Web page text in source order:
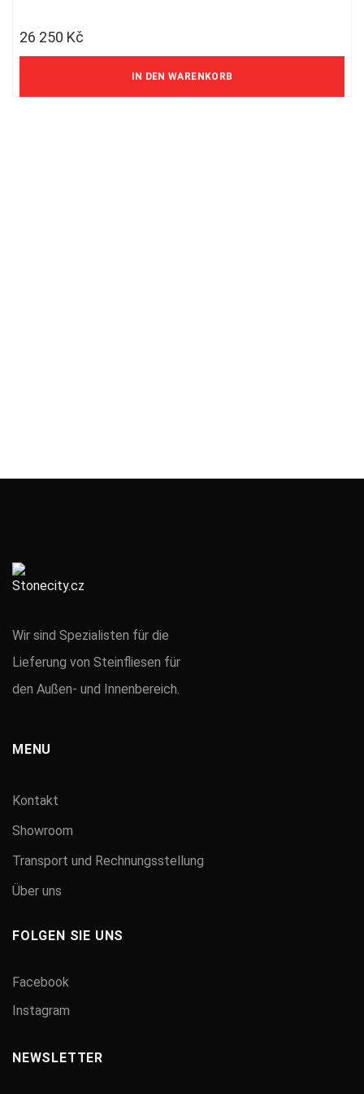
26 250 Kč
21 694 Kč ohne MwSt.
IN DEN WARENKORB
Wir sind Spezialisten für die
Lieferung von Steinfliesen für
den Außen- und Innenbereich.
MENU
Kontakt
Showroom
Transport und Rechnungsstellung
Über uns
FOLGEN SIE UNS
Facebook
Instagram
NEWSLETTER